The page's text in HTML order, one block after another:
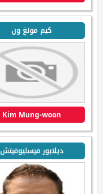
كيم مونغ ون
Kim Mung-woon
ديلابور فيسليوفيتش